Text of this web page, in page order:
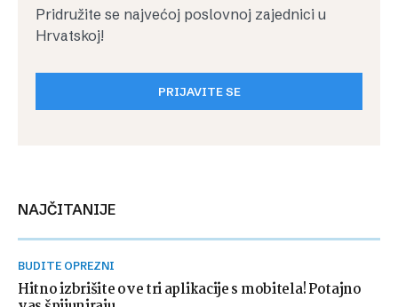
Pridružite se najvećoj poslovnoj zajednici u
Hrvatskoj!
PRIJAVITE SE
NAJČITANIJE
BUDITE OPREZNI
Hitno izbrišite ove tri aplikacije s mobitela! Potajno